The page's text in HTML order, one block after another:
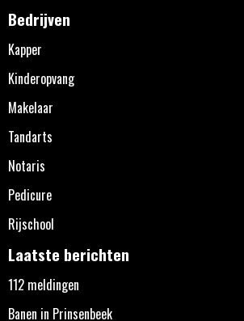
Bedrijven
Kapper
Kinderopvang
Makelaar
Tandarts
Notaris
Pedicure
Rijschool
Laatste berichten
112 meldingen
Banen in Prinsenbeek